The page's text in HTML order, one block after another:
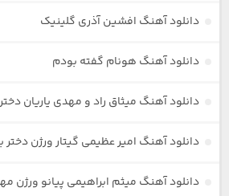
دانلود آهنگ افشین آذری گلینیک
دانلود آهنگ هونام گفته بودم
دانلود آهنگ میثاق راد و مهدی یاریان
دانلود آهنگ امیر عظیمی گیتار ورژن دختر
دانلود آهنگ میثم ابراهیمی پیانو ورژن